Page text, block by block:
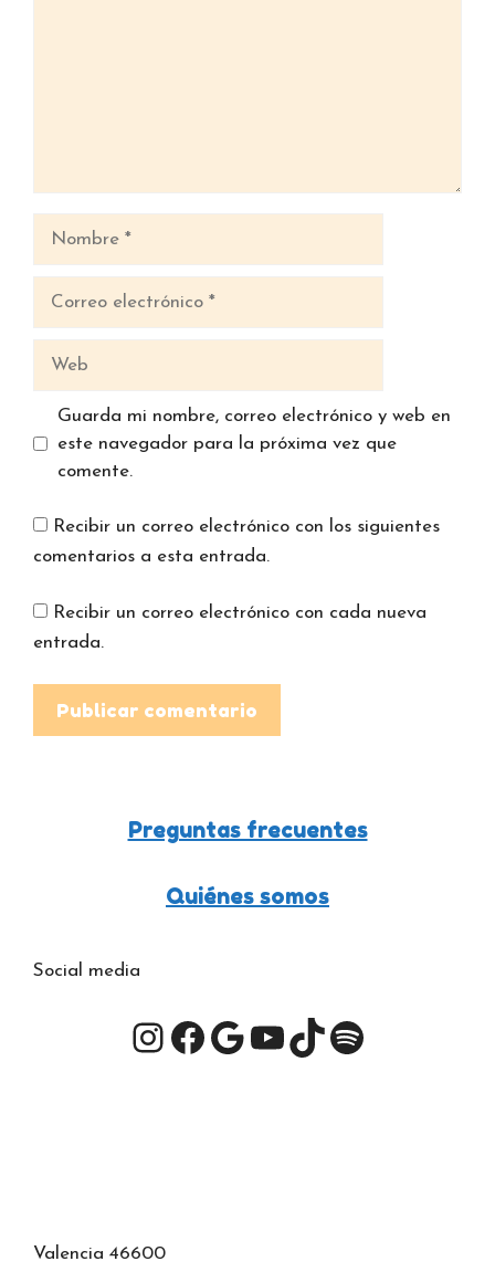
Nombre
Guarda mi nombre, correo electrónico y web en
este navegador para la próxima vez que
comente.
Recibir un correo electrónico con los siguientes
comentarios a esta entrada.
Recibir un correo electrónico con cada nueva
entrada.
Preguntas frecuentes
Quiénes somos
Social media
Instagram
Facebook
Google
YouTube
TikTok
Spotify
Valencia 46600